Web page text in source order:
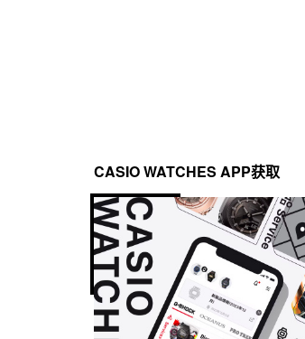
CASIO WATCHES APP获取